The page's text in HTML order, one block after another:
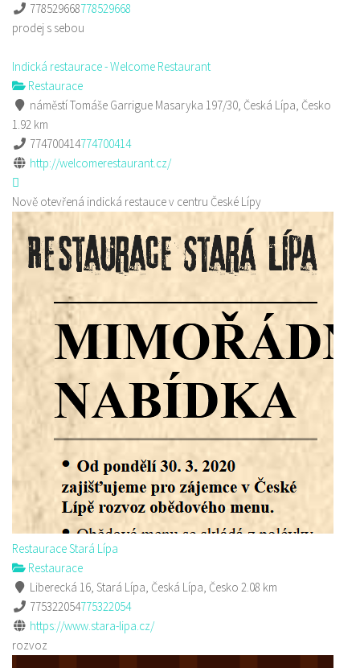
778529668778529668
prodej s sebou
Indická restaurace - Welcome Restaurant
Restaurace
náměstí Tomáše Garrigue Masaryka 197/30, Česká Lípa, Česko
1.92 km
774700414774700414
http://welcomerestaurant.cz/
Nově otevřená indická restauce v centru České Lípy
Restaurace Stará Lípa
Restaurace
Liberecká 16, Stará Lípa, Česká Lípa, Česko 2.08 km
775322054775322054
https://www.stara-lipa.cz/
rozvoz